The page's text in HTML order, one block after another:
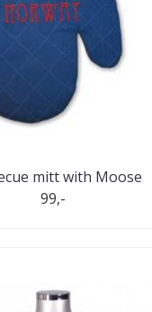
mitt with Moose
99,-